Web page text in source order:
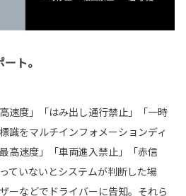
ト。
速度」「はみ出し通行禁止」「一時
識をマルチインフォメーションディ
高速度」「車両進入禁止」「赤信
ていないとシステムが判断した場
ーなどでドライバーに告知。それら